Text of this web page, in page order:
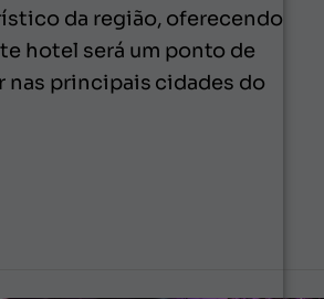
da região, oferecendo
hotel será um ponto de
nas principais cidades do